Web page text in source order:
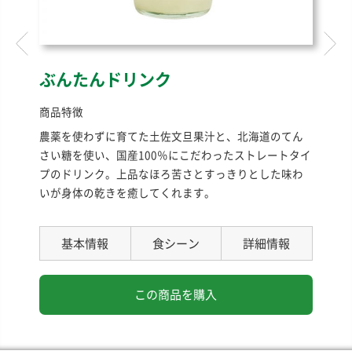
ぶんたんドリンク
商品特徴
農薬を使わずに育てた土佐文旦果汁と、北海道のてん
さい糖を使い、国産100％にこだわったストレートタイ
プのドリンク。上品なほろ苦さとすっきりとした味わ
いが身体の乾きを癒してくれます。
基本情報 食シーン 詳細情報
この商品を購入